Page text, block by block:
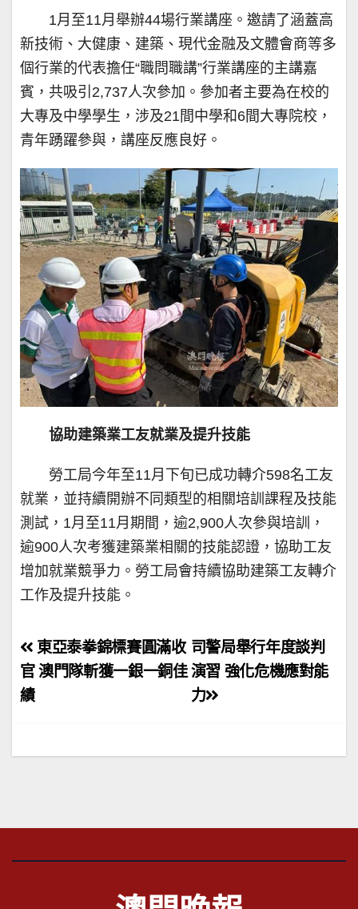
1月至11月舉辦44場行業講座。邀請了涵蓋高
新技術、大健康、建築、現代金融及文體會商等多
個行業的代表擔任“職問職講”行業講座的主講嘉
賓，共吸引2,737人次參加。參加者主要為在校的
大專及中學學生，涉及21間中學和6間大專院校，
青年踴躍參與，講座反應良好。
協助建築業工友就業及提升技能
勞工局今年至11月下旬已成功轉介598名工友
就業，並持續開辦不同類型的相關培訓課程及技能
測試，1月至11月期間，逾2,900人次參與培訓，
逾900人次考獲建築業相關的技能認證，協助工友
增加就業競爭力。勞工局會持續協助建築工友轉介
工作及提升技能。
文
章
導
司警局舉行年度談判
演習 強化危機應對能
力
東亞泰拳錦標賽圓滿收
官 澳門隊斬獲一銀一銅佳
績